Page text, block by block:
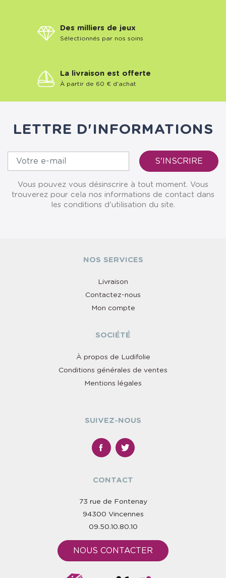
Des milliers de jeux
Sélectionnés par nos soins
La livraison est offerte
À partir de 60 € d'achat
LETTRE D'INFORMATIONS
Vous pouvez vous désinscrire à tout moment. Vous
trouverez pour cela nos informations de contact dans
les conditions d'utilisation du site.
NOS SERVICES
Livraison
Contactez-nous
Mon compte
SOCIÉTÉ
À propos de Ludifolie
Conditions générales de ventes
Mentions légales
SUIVEZ-NOUS
CONTACT
73 rue de Fontenay
94300 Vincennes
09.50.10.80.10
NOUS CONTACTER